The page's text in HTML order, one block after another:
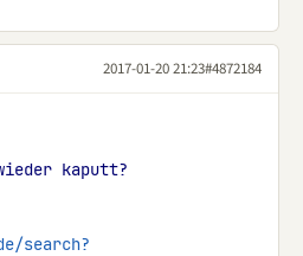
2017-01-20 21:23#4872184
kaputt?
search?